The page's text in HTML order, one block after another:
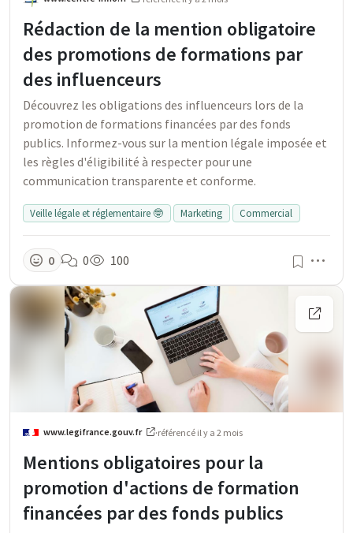
Rédaction de la mention obligatoire
des promotions de formations par
des influenceurs
Découvrez les obligations des influenceurs lors de la
promotion de formations financées par des fonds
publics. Informez-vous sur la mention légale imposée et
les règles d'éligibilité à respecter pour une
communication transparente et conforme.
Veille légale et réglementaire 🤓 Marketing Commercial
0 0 100
www.legifrance.gouv.fr ·référencé il y a 2 mois
Mentions obligatoires pour la
promotion d'actions de formation
financées par des fonds publics